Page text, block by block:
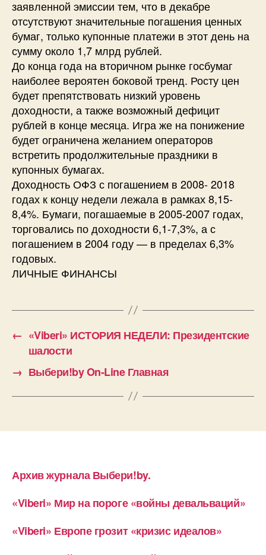
заявленной эмиссии тем, что в декабре
отсутствуют значительные погашения ценных
бумаг, только купонные платежи в этот день на
сумму около 1,7 млрд рублей.
До конца года на вторичном рынке госбумаг
наиболее вероятен боковой тренд. Росту цен
будет препятствовать низкий уровень
доходности, а также возможный дефицит
рублей в конце месяца. Игра же на понижение
будет ограничена желанием операторов
встретить продолжительные праздники в
купонных бумагах.
Доходность ОФЗ с погашением в 2008- 2018
годах к концу недели лежала в рамках 8,15-
8,4%. Бумаги, погашаемые в 2005-2007 годах,
торговались по доходности 6,1-7,3%, а с
погашением в 2004 году — в пределах 6,3%
годовых.
ЛИЧНЫЕ ФИНАНСЫ
← «Viberi» ИСТОРИЯ НЕДЕЛИ: Президентские
шалости
→ Выбери!by On-Line Главная
Архив журнала Выбери!by.
«Viberi» Мир на пороге «войны девальваций»
«Viberi» Европе грозит «кризис идеалов»